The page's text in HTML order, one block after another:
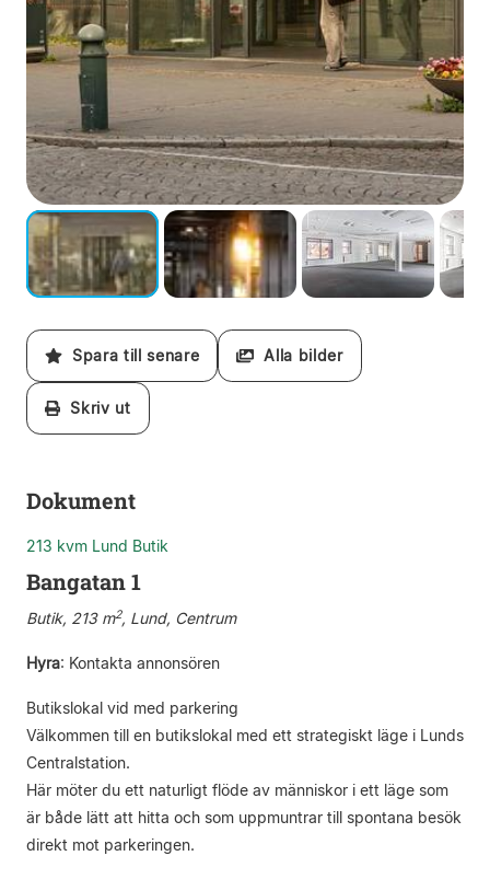
Spara till senare Alla bilder
Skriv ut
Dokument
213 kvm Lund Butik
Bangatan 1
Butik, 213 m2, Lund, Centrum
Hyra: Kontakta annonsören
Butikslokal vid med parkering
Välkommen till en butikslokal med ett strategiskt läge i Lunds
Centralstation.
Här möter du ett naturligt flöde av människor i ett läge som
är både lätt att hitta och som uppmuntrar till spontana besök
direkt mot parkeringen.